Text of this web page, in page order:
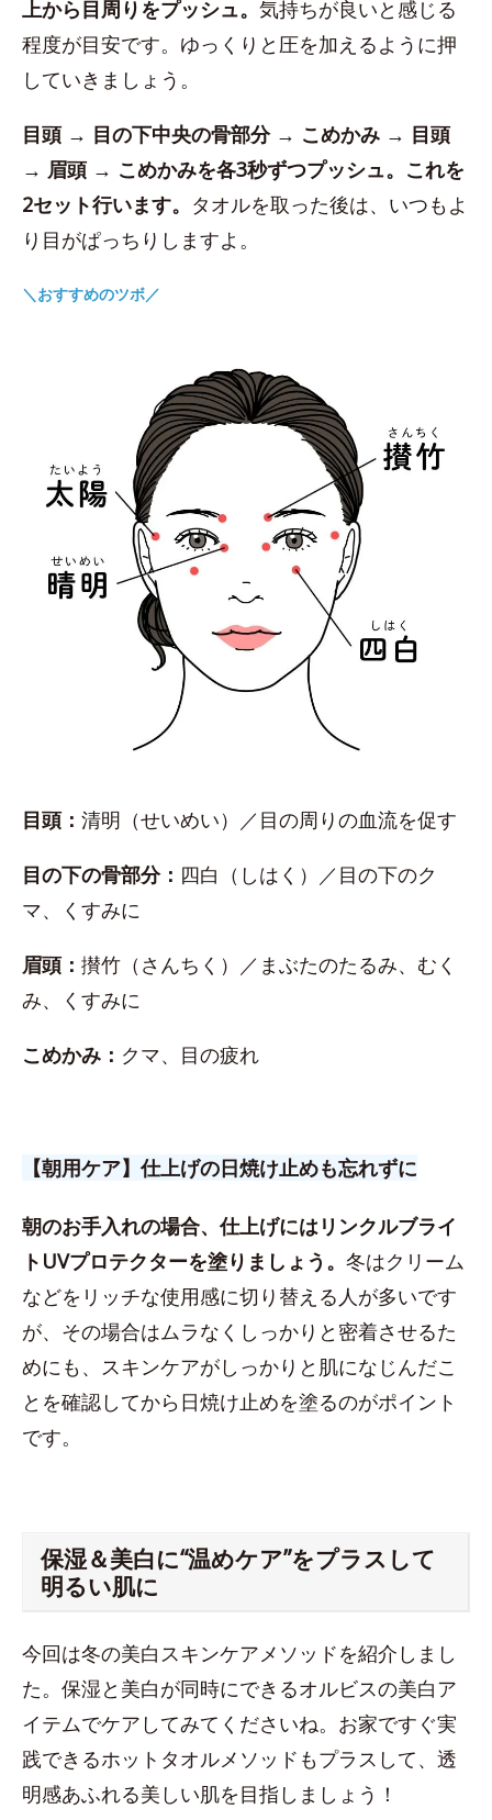
上から目周りをプッシュ。 気持ちが良いと感じる
程度が目安です。ゆっくりと圧を加えるように押
していきましょう。
目頭 → 目の下中央の骨部分 → こめかみ → 目頭
→ 眉頭 → こめかみを各3秒ずつプッシュ。これを
2セット行います。 タオルを取った後は、いつもよ
り目がぱっちりしますよ。
＼おすすめのツボ／
目頭： 清明（せいめい）／目の周りの血流を促す
目の下の骨部分： 四白（しはく）／目の下のク
マ、くすみに
眉頭： 攅竹（さんちく）／まぶたのたるみ、むく
み、くすみに
こめかみ： クマ、目の疲れ
【朝用ケア】仕上げの日焼け止めも忘れずに
朝のお手入れの場合、仕上げにはリンクルブライ
トUVプロテクターを塗りましょう。 冬はクリーム
などをリッチな使用感に切り替える人が多いです
が、その場合はムラなくしっかりと密着させるた
めにも、スキンケアがしっかりと肌になじんだこ
とを確認してから日焼け止めを塗るのがポイント
です。
保湿＆美白に“温めケア”をプラスして
明るい肌に
今回は冬の美白スキンケアメソッドを紹介しまし
た。保湿と美白が同時にできるオルビスの美白ア
イテムでケアしてみてくださいね。お家ですぐ実
践できるホットタオルメソッドもプラスして、透
明感あふれる美しい肌を目指しましょう！